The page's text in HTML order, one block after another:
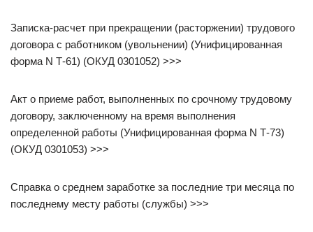
Записка-расчет при прекращении (расторжении) трудового
договора с работником (увольнении) (Унифицированная
форма N Т-61) (ОКУД 0301052) >>>
Акт о приеме работ, выполненных по срочному трудовому
договору, заключенному на время выполнения
определенной работы (Унифицированная форма N Т-73)
(ОКУД 0301053) >>>
Справка о среднем заработке за последние три месяца по
последнему месту работы (службы) >>>